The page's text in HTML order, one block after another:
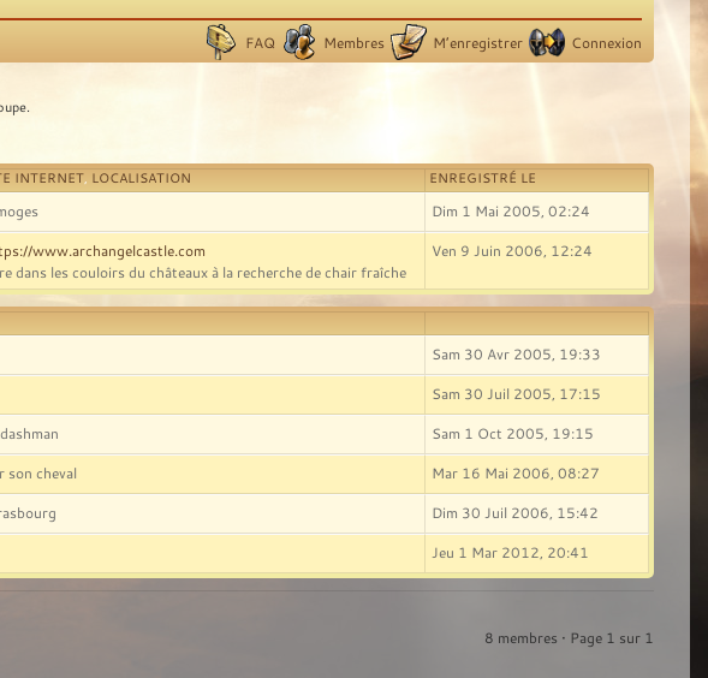
FAQ Membres M’enregistrer Connexion
INTERNET, LOCALISATION ENREGISTRÉ LE
Dim 1 Mai 2005, 02:24
www.archangelcastle.com
dans les couloirs du châteaux à la recherche de chair fraîche
Ven 9 Juin 2006, 12:24
Sam 30 Avr 2005, 19:33
Sam 30 Juil 2005, 17:15
Sam 1 Oct 2005, 19:15
son cheval Mar 16 Mai 2006, 08:27
Dim 30 Juil 2006, 15:42
Jeu 1 Mar 2012, 20:41
8 membres • Page 1 sur 1